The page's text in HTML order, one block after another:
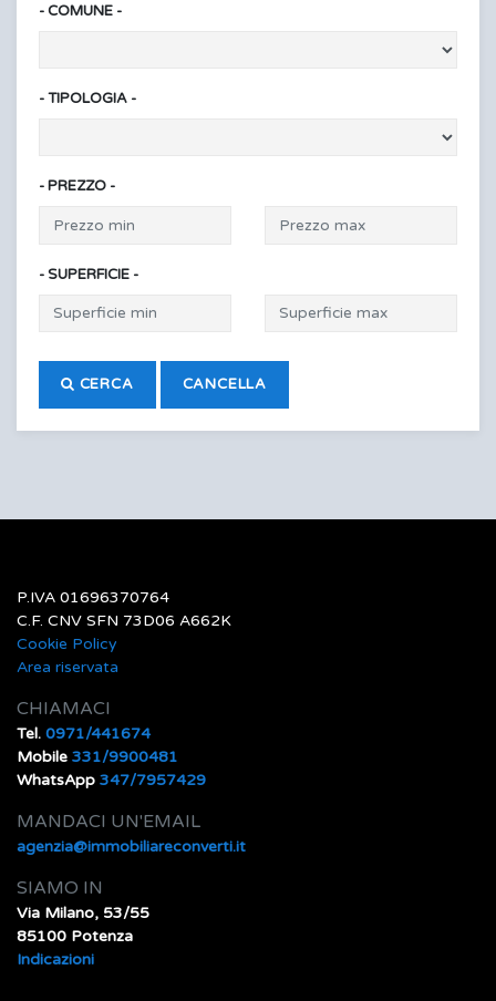
- COMUNE -
- TIPOLOGIA -
- PREZZO -
- SUPERFICIE -
CERCA CANCELLA
P.IVA 01696370764
C.F. CNV SFN 73D06 A662K
Cookie Policy
Area riservata
CHIAMACI
Tel. 0971/441674
Mobile 331/9900481
WhatsApp 347/7957429
MANDACI UN'EMAIL
agenzia@immobiliareconverti.it
SIAMO IN
Via Milano, 53/55
85100 Potenza
Indicazioni